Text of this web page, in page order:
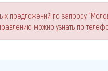
предложений по запросу
можно узнать по